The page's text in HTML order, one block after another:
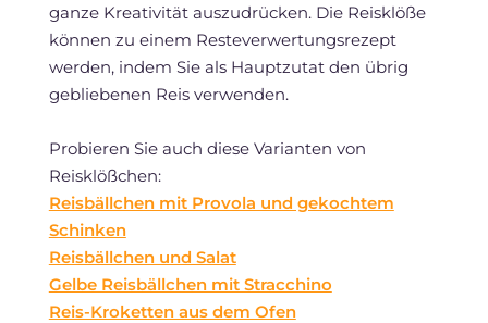
ganze Kreativität auszudrücken. Die Reisklöße
können zu einem Resteverwertungsrezept
werden, indem Sie als Hauptzutat den übrig
gebliebenen Reis verwenden.
Probieren Sie auch diese Varianten von
Reisklößchen:
Reisbällchen mit Provola und gekochtem
Schinken
Reisbällchen und Salat
Gelbe Reisbällchen mit Stracchino
Reis-Kroketten aus dem Ofen